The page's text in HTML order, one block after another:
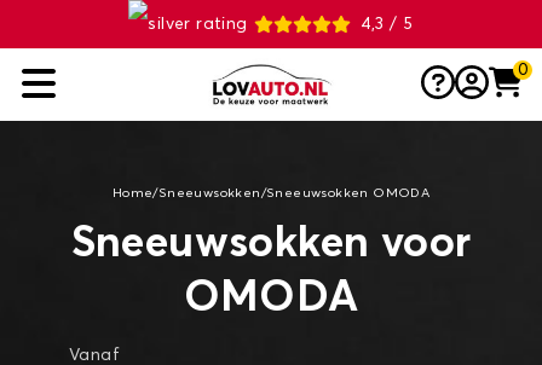
4,3 / 5
0
Home/Sneeuwsokken /Sneeuwsokken OMODA
Sneeuwsokken voor
OMODA
Vanaf